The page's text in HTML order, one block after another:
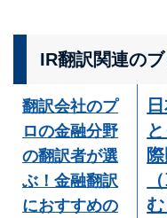
IR翻訳関連の
翻訳会社のプ
ロの金融分野
の翻訳者が選
ぶ！金融翻訳
におすすめの